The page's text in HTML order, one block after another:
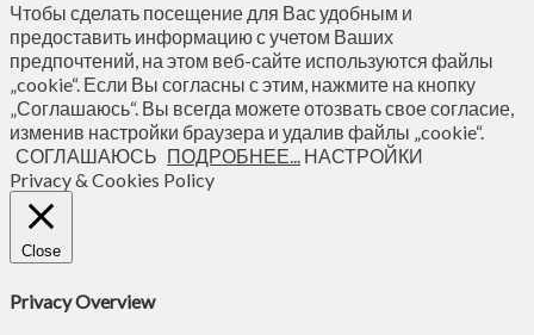
Чтобы сделать посещение для Вас удобным и
предоставить информацию с учетом Ваших
предпочтений, на этом веб-сайте используются файлы
„cookie“. Если Вы согласны с этим, нажмите на кнопку
„Соглашаюсь“. Вы всегда можете отозвать свое согласие,
изменив настройки браузера и удалив файлы „cookie“.
СОГЛАШАЮСЬ ПОДРОБНЕЕ... НАСТРОЙКИ
Privacy & Cookies Policy
Close
Privacy Overview